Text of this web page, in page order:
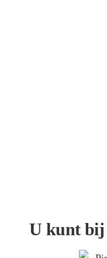
U kunt bij